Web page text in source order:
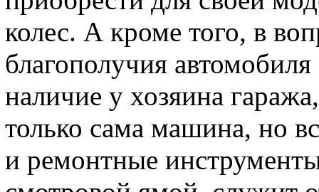
колес. А кроме того, в
благополучия
наличие у хозяина
только сама машина, но
и ремонтные